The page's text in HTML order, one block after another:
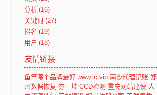
分析 (16)
关键词 (27)
排名 (19)
用户 (18)
友情链接
鱼竿哪个品牌最好 www.ic.vip 南沙代理记账 郑
州数据恢复 夯土墙 CCD检测 重庆网站建设 人